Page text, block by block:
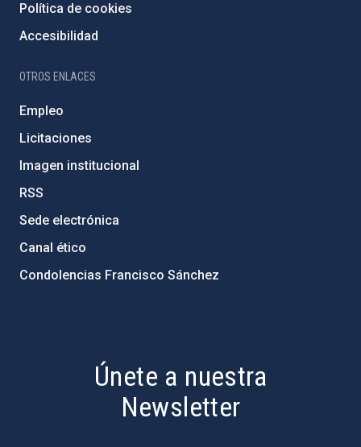
Política de cookies
Accesibilidad
OTROS ENLACES
Empleo
Licitaciones
Imagen institucional
RSS
Sede electrónica
Canal ético
Condolencias Francisco Sánchez
Únete a nuestra
Newsletter